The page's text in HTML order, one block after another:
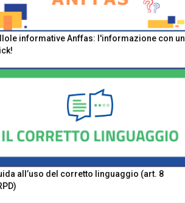
informative Anffas: l'informazione con un
all’uso del corretto linguaggio (art. 8